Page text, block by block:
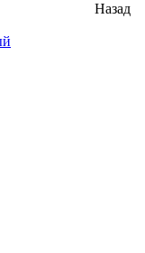
Назад